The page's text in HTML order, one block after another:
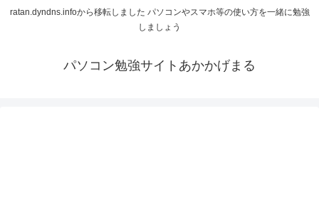
ratan.dyndns.infoから移転しました パソコンやスマホ等の使い方を一緒に勉強
しましょう
パソコン勉強サイトあかかげまる